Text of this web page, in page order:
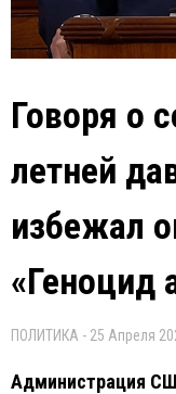
Говоря о
летней
избежал
«Геноцид
ПОЛИТИКА - 25 Апреля
Администрация